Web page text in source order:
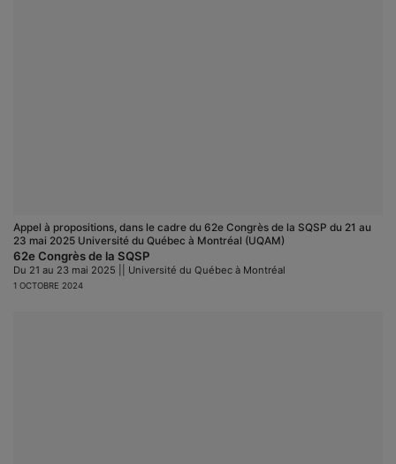
Appel à propositions, dans le cadre du 62e Congrès de la SQSP du 21 au
23 mai 2025 Université du Québec à Montréal (UQAM)
62e Congrès de la SQSP
Du 21 au 23 mai 2025 || Université du Québec à Montréal
1 OCTOBRE 2024